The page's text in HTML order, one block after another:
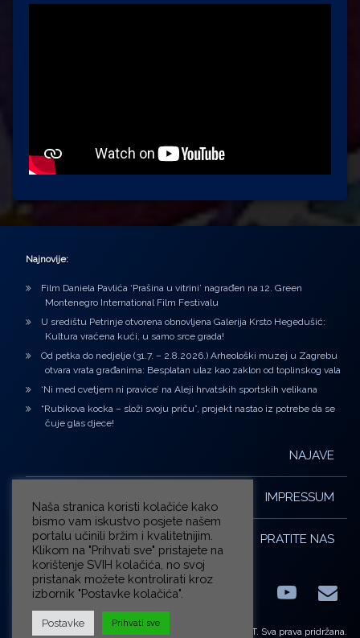
Najnovije:
Film Daniela Pavlića ‘Prašina u vitrini’ nagrađen na 12. Green
Montenegro International Film Festivalu
U središtu Petrinje otvorena obnovljena Galerija Krsto Hegedušić:
Kultura vraćena kući, u samo srce grada!
Od petka do nedjelje (31.7. – 2.8.2026.) Arheološki muzej u Zagrebu
otvara vrata građanima: Besplatan ulaz kao zaklon od toplinskog vala
‘Ni med cvetjem ni pravice’ na Aleji hrvatskih sportskih velikana
“Rubikova kocka – složi svoju priču”, projekt nastao iz potrebe da se
čuje glas djece!
NAJAVE
IMPRESSUM
PRATITE NAS
FacebookLinkedIn E-
© ZG-KULT. Sva prava pridržana.
Naša stranica koristi kolačiće kako
bismo vam iskustvo posjete našem
portalu učinili bržim i kvalitetnijim.
Klikom na "Prihvati sve" pristajete na
korištenje SVIH kolačića, no svoj
pristanak možete kontrolirati kroz
izbornik "Postavke kolačića".
Postavke Prihvati sve